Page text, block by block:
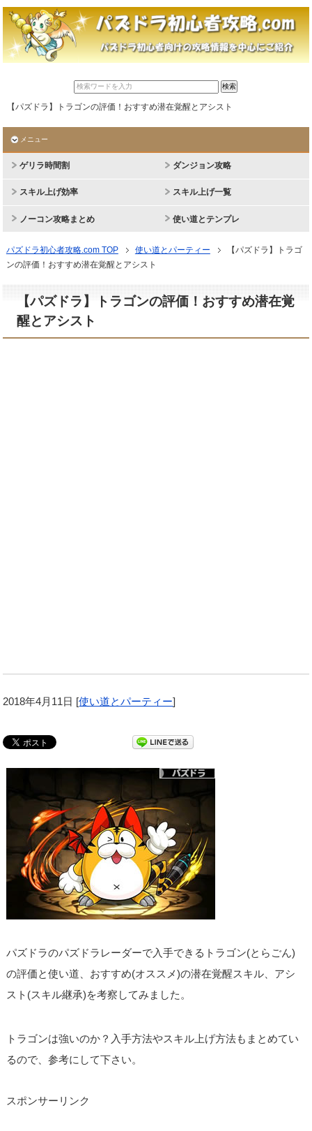
【パズドラ】トラゴンの評価！おすすめ潜在覚醒とアシスト
メニュー
ゲリラ時間割 ダンジョン攻略
スキル上げ効率 スキル上げ一覧
ノーコン攻略まとめ 使い道とテンプレ
パズドラ初心者攻略.com TOP 使い道とパーティー
【パズドラ】トラゴ
ンの評価！おすすめ潜在覚醒とアシスト
【パズドラ】トラゴンの評価！おすすめ潜在覚
醒とアシスト
2018年4月11日 [使い道とパーティー]
パズドラのパズドラレーダーで入手できるトラゴン(とらごん)
の評価と使い道、おすすめ(オススメ)の潜在覚醒スキル、アシ
スト(スキル継承)を考察してみました。
トラゴンは強いのか？入手方法やスキル上げ方法もまとめてい
るので、参考にして下さい。
スポンサーリンク